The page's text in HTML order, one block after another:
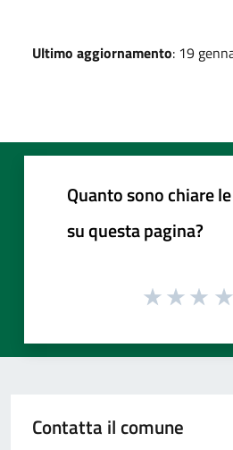
Ultimo aggiornamento: 19
Quanto sono chiare
su questa pagina?
Contatta il comune